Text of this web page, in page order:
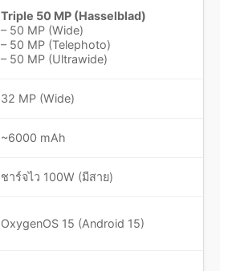
Triple 50 MP (Hasselblad)
– 50 MP (Wide)
– 50 MP (Telephoto)
– 50 MP (Ultrawide)
32 MP (Wide)
~6000 mAh
ชาร์จไว 100W (มีสาย)
OxygenOS 15 (Android 15)